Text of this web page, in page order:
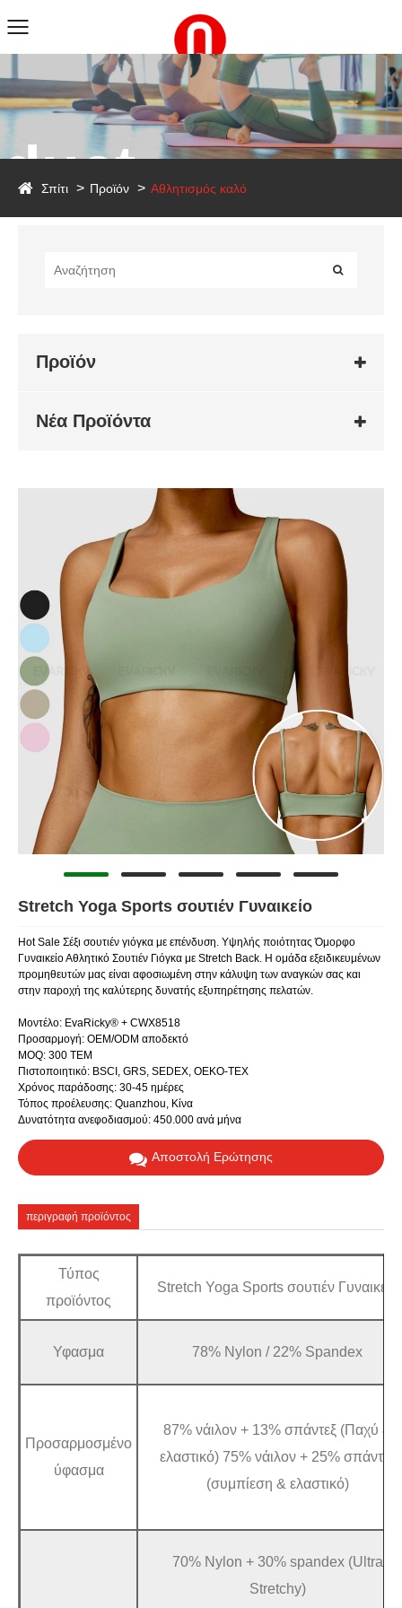
Σπίτι Προϊόν Αθλητισμός καλό
Προϊόν
Νέα Προϊόντα
Stretch Yoga Sports σουτιέν Γυναικείο
Hot Sale Σέξι σουτιέν γιόγκα με επένδυση. Υψηλής ποιότητας Όμορφο
Γυναικείο Αθλητικό Σουτιέν Γιόγκα με Stretch Back. Η ομάδα εξειδικευμένων
προμηθευτών μας είναι αφοσιωμένη στην κάλυψη των αναγκών σας και
στην παροχή της καλύτερης δυνατής εξυπηρέτησης πελατών.
Μοντέλο: EvaRicky® + CWX8518
Προσαρμογή: OEM/ODM αποδεκτό
MOQ: 300 ΤΕΜ
Πιστοποιητικό: BSCI, GRS, SEDEX, OEKO-TEX
Χρόνος παράδοσης: 30-45 ημέρες
Τόπος προέλευσης: Quanzhou, Κίνα
Δυνατότητα ανεφοδιασμού: 450.000 ανά μήνα
Αποστολή Ερώτησης
περιγραφή προϊόντος
Τύπος
προϊόντος
Stretch Yoga Sports σουτιέν Γυναικείο
Υφασμα 78% Nylon / 22% Spandex
Προσαρμοσμένο
ύφασμα
87% νάιλον + 13% σπάντεξ (Παχύ &
ελαστικό) 75% νάιλον + 25% σπάντεξ
(συμπίεση & ελαστικό)
70% Nylon + 30% spandex (Ultra
Stretchy)